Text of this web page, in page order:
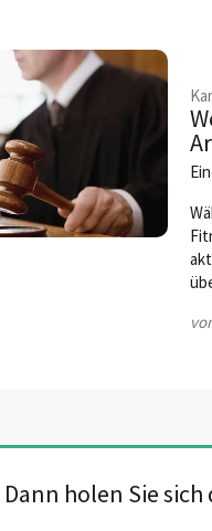
Dann holen Sie sich